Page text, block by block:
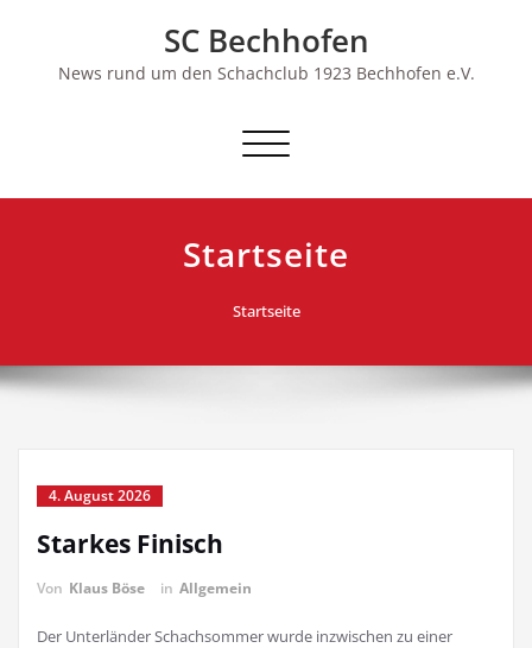
SC Bechhofen
News rund um den Schachclub 1923 Bechhofen e.V.
Schalte
Startseite
Startseite
4. August 2026
Starkes Finisch
Von Klaus Böse in Allgemein
Der Unterländer Schachsommer wurde inzwischen zu einer